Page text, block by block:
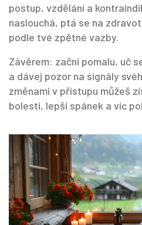
postup, vzdělání a
naslouchá, ptá se na
podle tvé zpětné vazby.
Závěrem: začni pomalu, uč
a dávej pozor na signály
změnami v přístupu můžeš
bolesti, lepší spánek a víc